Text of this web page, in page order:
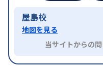
屋島校
地図を見る
当サイトからの